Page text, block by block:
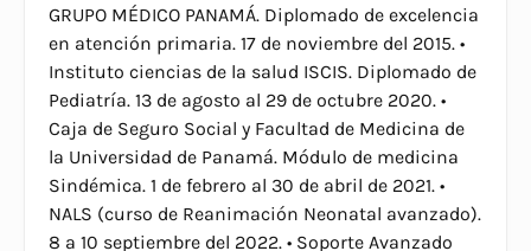
GRUPO MÉDICO PANAMÁ. Diplomado de excelencia
en atención primaria. 17 de noviembre del 2015. •
Instituto ciencias de la salud ISCIS. Diplomado de
Pediatría. 13 de agosto al 29 de octubre 2020. •
Caja de Seguro Social y Facultad de Medicina de
la Universidad de Panamá. Módulo de medicina
Sindémica. 1 de febrero al 30 de abril de 2021. •
NALS (curso de Reanimación Neonatal avanzado).
8 a 10 septiembre del 2022. • Soporte Avanzado